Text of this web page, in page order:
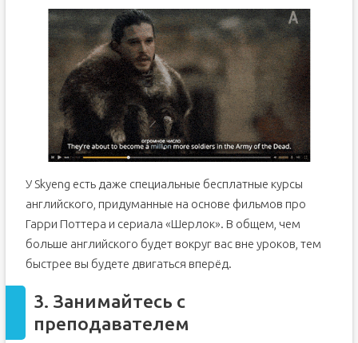
У Skyeng есть даже специальные бесплатные курсы
английского, придуманные на основе фильмов про
Гарри Поттера и сериала «Шерлок». В общем, чем
больше английского будет вокруг вас вне уроков, тем
быстрее вы будете двигаться вперёд.
3. Занимайтесь с
преподавателем